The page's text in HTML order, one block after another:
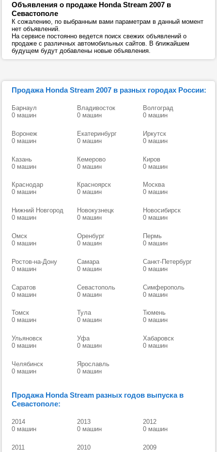
Объявления о продаже Honda Stream 2007 в
Севастополе
К сожалению, по выбранным вами параметрам в данный момент
нет объявлений.
На сервисе постоянно ведется поиск свежих объявлений о
продаже с различных автомобильных сайтов. В ближайшем
будущем будут добавлены новые объявления.
Продажа Honda Stream 2007 в разных городах России:
Барнаул
0 машин
Владивосток
0 машин
Волгоград
0 машин
Воронеж
0 машин
Екатеринбург
0 машин
Иркутск
0 машин
Казань
0 машин
Кемерово
0 машин
Киров
0 машин
Краснодар
0 машин
Красноярск
0 машин
Москва
0 машин
Нижний Новгород
0 машин
Новокузнецк
0 машин
Новосибирск
0 машин
Омск
0 машин
Оренбург
0 машин
Пермь
0 машин
Ростов-на-Дону
0 машин
Самара
0 машин
Санкт-Петербург
0 машин
Саратов
0 машин
Севастополь
0 машин
Симферополь
0 машин
Томск
0 машин
Тула
0 машин
Тюмень
0 машин
Ульяновск
0 машин
Уфа
0 машин
Хабаровск
0 машин
Челябинск
0 машин
Ярославль
0 машин
Продажа Honda Stream разных годов выпуска в
Севастополе:
2014
0 машин
2013
0 машин
2012
0 машин
2011
2010
2009